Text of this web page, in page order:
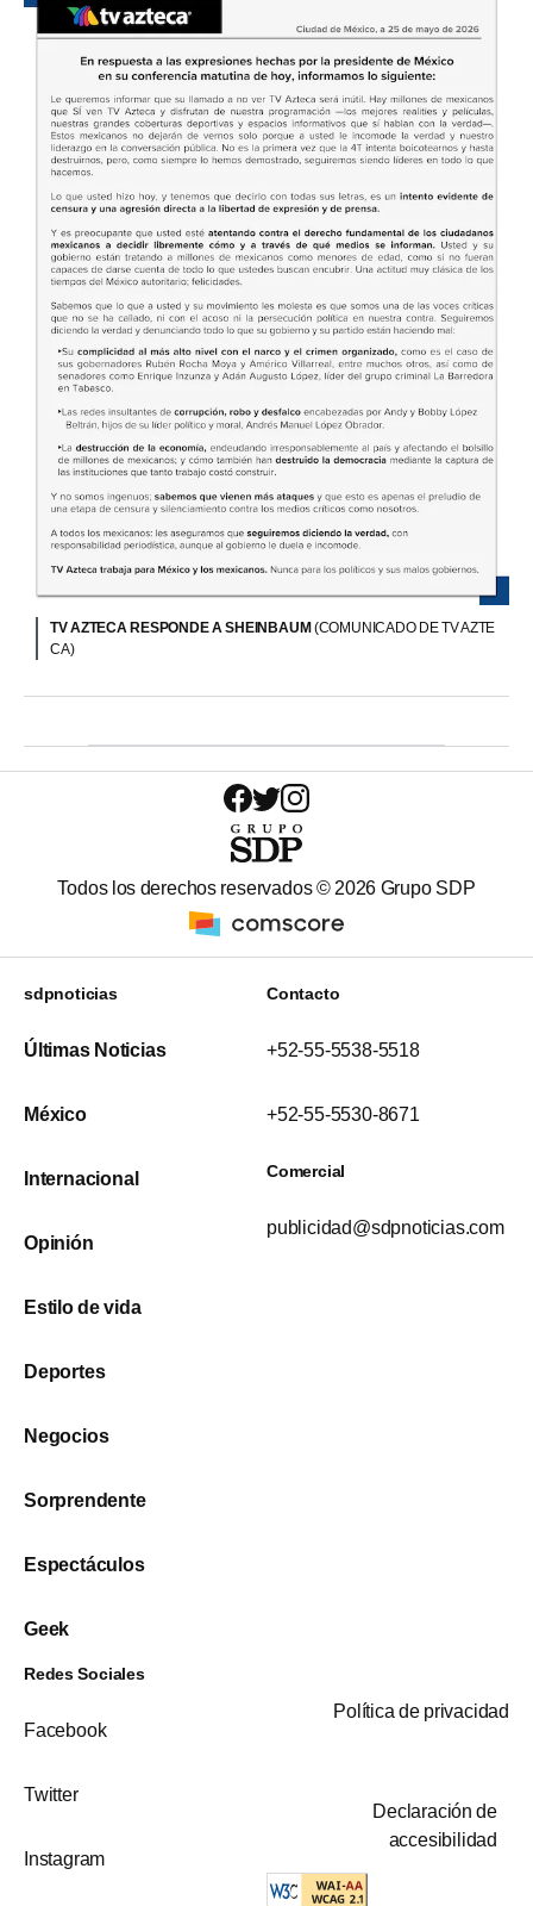
TV AZTECA RESPONDE A SHEINBAUM(COMUNICADO DE TV AZTE
CA)
Todos los derechos reservados ©2026 Grupo SDP
sdpnoticias
Últimas Noticias
México
Internacional
Opinión
Estilo de vida
Deportes
Negocios
Sorprendente
Espectáculos
Geek
Contacto
+52-55-5538-5518
+52-55-5530-8671
Comercial
publicidad@sdpnoticias.com
Redes Sociales
Facebook
Twitter
Instagram
Política de privacidad
Declaración de
accesibilidad